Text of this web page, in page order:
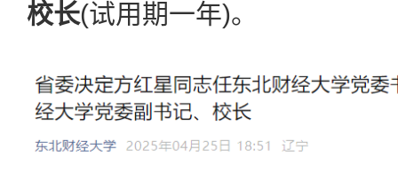
校长(试用期一年)。